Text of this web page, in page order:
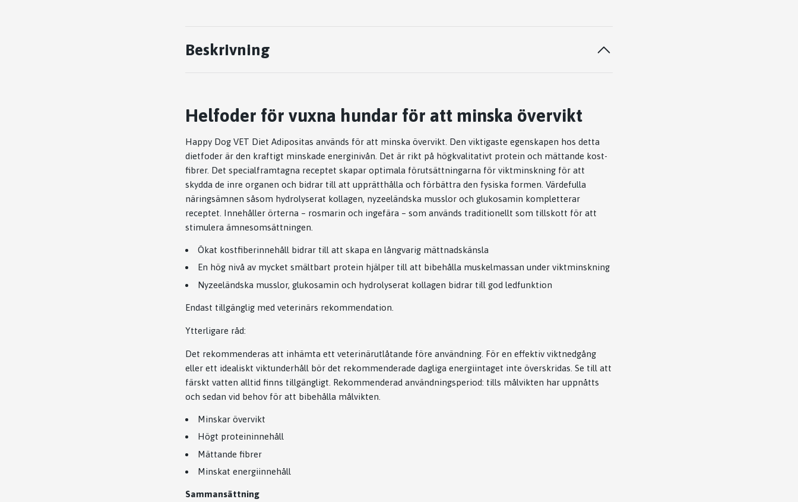
Beskrivning
Helfoder för vuxna hundar för att minska övervikt
Happy Dog VET Diet Adipositas används för att minska övervikt. Den viktigaste egenskapen hos detta
dietfoder är den kraftigt minskade energinivån. Det är rikt på högkvalitativt protein och mättande kost-
fibrer. Det specialframtagna receptet skapar optimala förutsättningarna för viktminskning för att
skydda de inre organen och bidrar till att upprätthålla och förbättra den fysiska formen. Värdefulla
näringsämnen såsom hydrolyserat kollagen, nyzeeländska musslor och glukosamin kompletterar
receptet. Innehåller örterna – rosmarin och ingefära – som används traditionellt som tillskott för att
stimulera ämnesomsättningen.
Ökat kostfiberinnehåll bidrar till att skapa en långvarig mättnadskänsla
En hög nivå av mycket smältbart protein hjälper till att bibehålla muskelmassan under viktminskning
Nyzeeländska musslor, glukosamin och hydrolyserat kollagen bidrar till god ledfunktion
Endast tillgänglig med veterinärs rekommendation.
Ytterligare råd:
Det rekommenderas att inhämta ett veterinärutlåtande före användning. För en effektiv viktnedgång
eller ett idealiskt viktunderhåll bör det rekommenderade dagliga energiintaget inte överskridas. Se till att
färskt vatten alltid finns tillgängligt. Rekommenderad användningsperiod: tills målvikten har uppnåtts
och sedan vid behov för att bibehålla målvikten.
Minskar övervikt
Högt proteininnehåll
Mättande fibrer
Minskat energiinnehåll
Sammansättning